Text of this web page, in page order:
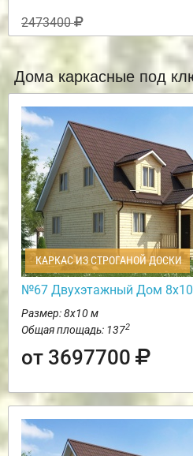
2473400
Дома каркасные под
КАРКАС ИЗ СТРОГАНОЙ ДОСКИ
№67 Двухэтажный Дом 8х10
Размер: 8х10 м
Общая площадь: 1372
от 3697700